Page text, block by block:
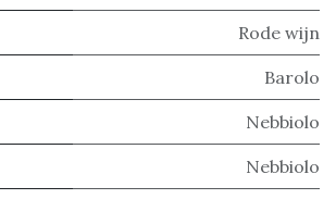
Rode wijn
Barolo
Nebbiolo
Nebbiolo